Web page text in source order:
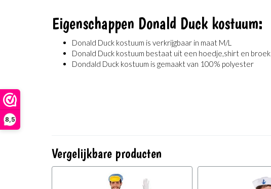
8,5
Eigenschappen Donald Duck kostuum:
Donald Duck kostuum is verkrijgbaar in maat M/L
Donald Duck kostuum bestaat uit een hoedje,shirt en broek
Dondald Duck kostuum is gemaakt van 100% polyester
Vergelijkbare producten